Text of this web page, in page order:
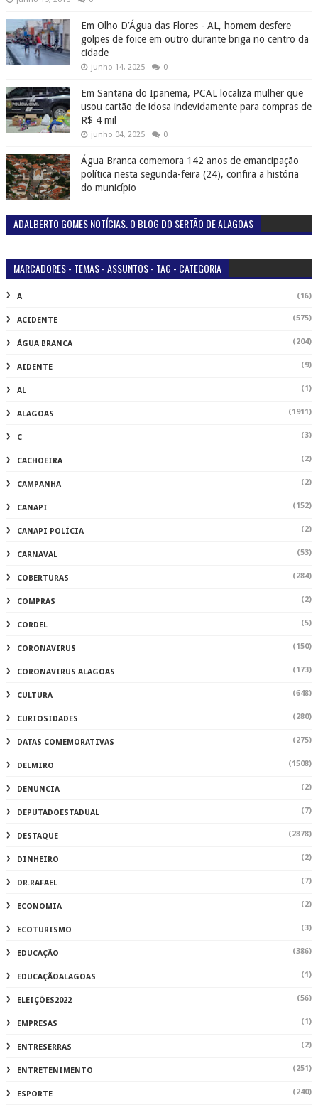
Em Olho D’Água das Flores - AL, homem desfere
golpes de foice em outro durante briga no centro da
cidade
junho 14, 2025 0
Em Santana do Ipanema, PCAL localiza mulher que
usou cartão de idosa indevidamente para compras de
R$ 4 mil
junho 04, 2025 0
Água Branca comemora 142 anos de emancipação
política nesta segunda-feira (24), confira a história
do município
ADALBERTO GOMES NOTÍCIAS. O BLOG DO SERTÃO DE ALAGOAS
MARCADORES - TEMAS - ASSUNTOS - TAG - CATEGORIA
A (16)
ACIDENTE (575)
ÁGUA BRANCA (204)
AIDENTE (9)
AL (1)
ALAGOAS (1911)
C (3)
CACHOEIRA (2)
CAMPANHA (2)
CANAPI (152)
CANAPI POLÍCIA (2)
CARNAVAL (53)
COBERTURAS (284)
COMPRAS (2)
CORDEL (5)
CORONAVIRUS (150)
CORONAVIRUS ALAGOAS (173)
CULTURA (648)
CURIOSIDADES (280)
DATAS COMEMORATIVAS (275)
DELMIRO (1508)
DENUNCIA (2)
DEPUTADOESTADUAL (7)
DESTAQUE (2878)
DINHEIRO (2)
DR.RAFAEL (7)
ECONOMIA (2)
ECOTURISMO (3)
EDUCAÇÃO (386)
EDUCAÇÃOALAGOAS (1)
ELEIÇÕES2022 (56)
EMPRESAS (1)
ENTRESERRAS (2)
ENTRETENIMENTO (251)
ESPORTE (240)